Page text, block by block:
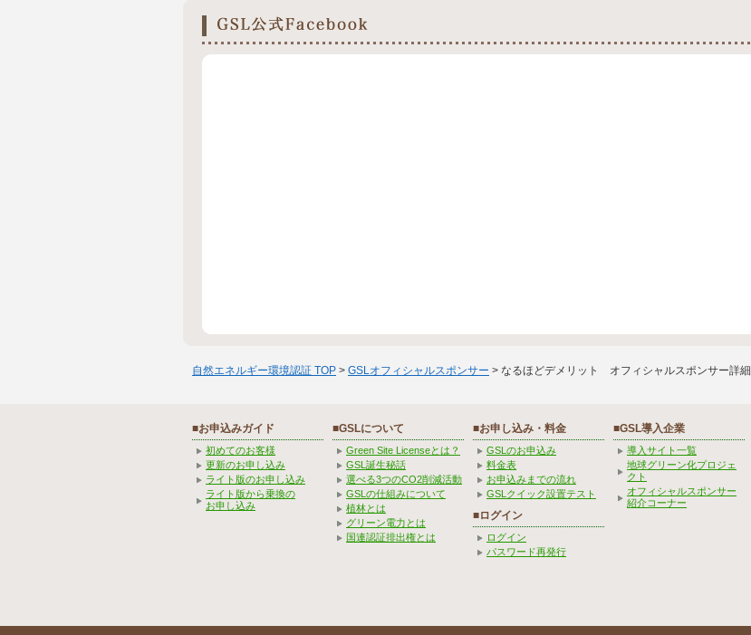
自然エネルギー環境認証 TOP > GSLオフィシャルスポンサー > なるほどデメリット オフィシャルスポンサー詳細
■お申込みガイド
初めてのお客様
更新のお申し込み
ライト版のお申し込み
ライト版から乗換の
お申し込み
■GSLについて
Green Site Licenseとは？
GSL誕生秘話
選べる3つのCO2削減活動
GSLの仕組みについて
植林とは
グリーン電力とは
国連認証排出権とは
■お申し込み・料金
GSLのお申込み
料金表
お申込みまでの流れ
GSLクイック設置テスト
■ログイン
ログイン
パスワード再発行
■GSL導入企業
導入サイト一覧
地球グリーン化プロジェ
クト
オフィシャルスポンサー
紹介コーナー